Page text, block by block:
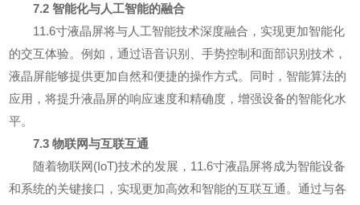
7.2 智能化与人工智能的融合
11.6寸液晶屏将与人工智能技术深度融合，实现更加智能化
的交互体验。例如，通过语音识别、手势控制和面部识别技术，
液晶屏能够提供更加自然和便捷的操作方式。同时，智能算法的
应用，将提升液晶屏的响应速度和精确度，增强设备的智能化水
平。
7.3 物联网与互联互通
随着物联网(IoT)技术的发展，11.6寸液晶屏将成为智能设备
和系统的关键接口，实现更加高效和智能的互联互通。通过与各